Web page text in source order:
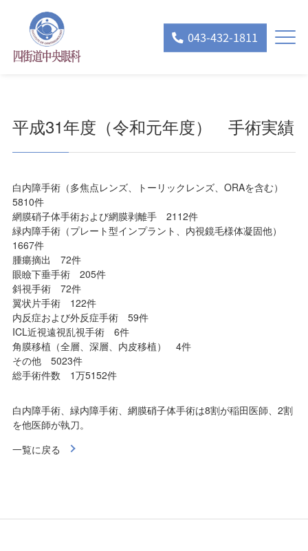
043-432-1811
平成31年度（令和元年度） 手術実績
白内障手術（多焦点レンズ、トーリックレンズ、ORAを含む）
5810件
網膜硝子体手術および網膜剥離手 2112件
緑内障手術（プレート型インプラント、内視鏡毛様体凝固他）
1667件
腫瘍摘出 72件
眼瞼下垂手術 205件
斜視手術 72件
翼状片手術 122件
内反症および外反症手術 59件
ICL近視遠視乱視手術 6件
角膜移植（全層、深層、内皮移植） 4件
その他 5023件
総手術件数 1万5152件
白内障手術、緑内障手術、網膜硝子体手術は8割が稲田医師、2割
を他医師が執刀。
一覧に戻る